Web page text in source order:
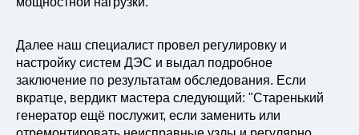
Далее наш специалист провел регулировку и
настройку систем ДЭС и выдал подробное
заключение по результатам обследования. Если
вкратце, вердикт мастера следующий: "Старенький
генератор ещё послужит, если заменить или